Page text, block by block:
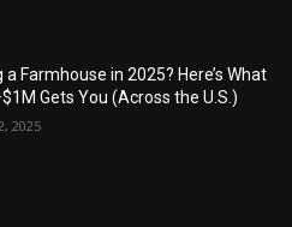
a Farmhouse in 2025? Here’s What
Gets You (Across the U.S.)
2025